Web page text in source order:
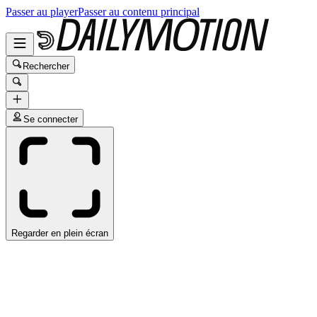
Passer au playerPasser au contenu principal
Rechercher
Se connecter
Regarder en plein écran